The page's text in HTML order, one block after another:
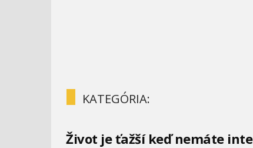
KATEGÓRIA:
Život je ťažší keď nemáte